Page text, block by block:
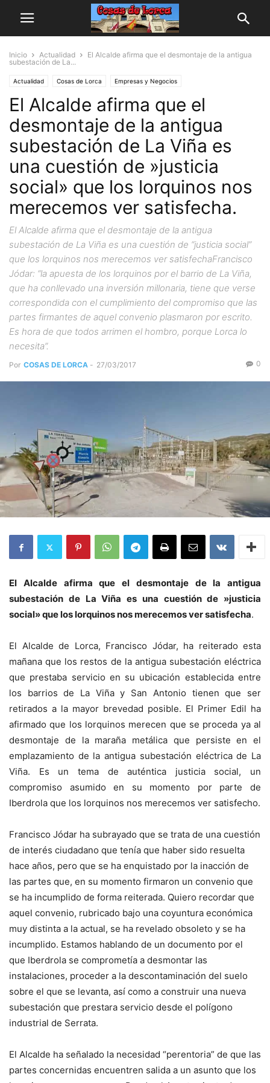
Inicio Actualidad
El Alcalde afirma que el desmontaje de la antigua
subestación de La...
Actualidad Cosas de Lorca Empresas y Negocios
El Alcalde afirma que el
desmontaje de la antigua
subestación de La Viña es
una cuestión de »justicia
social» que los lorquinos nos
merecemos ver satisfecha.
El Alcalde afirma que el desmontaje de la antigua
subestación de La Viña es una cuestión de “justicia social”
que los lorquinos nos merecemos ver satisfechaFrancisco
Jódar: “la apuesta de los lorquinos por el barrio de La Viña,
que ha conllevado una inversión millonaria, tiene que verse
correspondida con el cumplimiento del compromiso que las
partes firmantes de aquel convenio plasmaron por escrito.
Es hora de que todos arrimen el hombro, porque Lorca lo
necesita”.
Por COSAS DE LORCA - 27/03/2017 0
El Alcalde afirma que el desmontaje de la antigua
subestación de La Viña es una cuestión de »justicia
social» que los lorquinos nos merecemos ver satisfecha.
El Alcalde de Lorca, Francisco Jódar, ha reiterado esta
mañana que los restos de la antigua subestación eléctrica
que prestaba servicio en su ubicación establecida entre
los barrios de La Viña y San Antonio tienen que ser
retirados a la mayor brevedad posible. El Primer Edil ha
afirmado que los lorquinos merecen que se proceda ya al
desmontaje de la maraña metálica que persiste en el
emplazamiento de la antigua subestación eléctrica de La
Viña. Es un tema de auténtica justicia social, un
compromiso asumido en su momento por parte de
Iberdrola que los lorquinos nos merecemos ver satisfecho.
Francisco Jódar ha subrayado que se trata de una cuestión
de interés ciudadano que tenía que haber sido resuelta
hace años, pero que se ha enquistado por la inacción de
las partes que, en su momento firmaron un convenio que
se ha incumplido de forma reiterada. Quiero recordar que
aquel convenio, rubricado bajo una coyuntura económica
muy distinta a la actual, se ha revelado obsoleto y se ha
incumplido. Estamos hablando de un documento por el
que Iberdrola se comprometía a desmontar las
instalaciones, proceder a la descontaminación del suelo
sobre el que se levanta, así como a construir una nueva
subestación que prestara servicio desde el polígono
industrial de Serrata.
El Alcalde ha señalado la necesidad “perentoria” de que las
partes concernidas encuentren salida a un asunto que los